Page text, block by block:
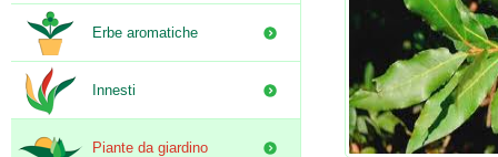
Erbe aromatiche
Innesti
Piante da giardino